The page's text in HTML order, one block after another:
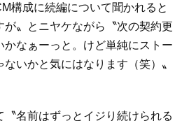
構成に続編について聞かれると
が〟とニヤケながら〝次の契約更
かなぁーっと。けど単純にストー
いかと気にはなります（笑）〟
〝名前はずっとイジり続けられる